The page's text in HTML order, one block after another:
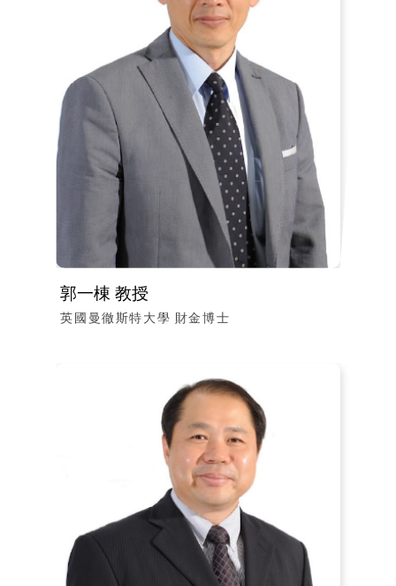
郭一棟 教授
英國曼徹斯特大學 財金博士